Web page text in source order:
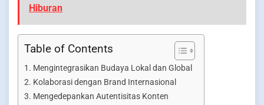
Hiburan
Table of Contents
Mengintegrasikan Budaya Lokal dan Global
Kolaborasi dengan Brand Internasional
Mengedepankan Autentisitas Konten